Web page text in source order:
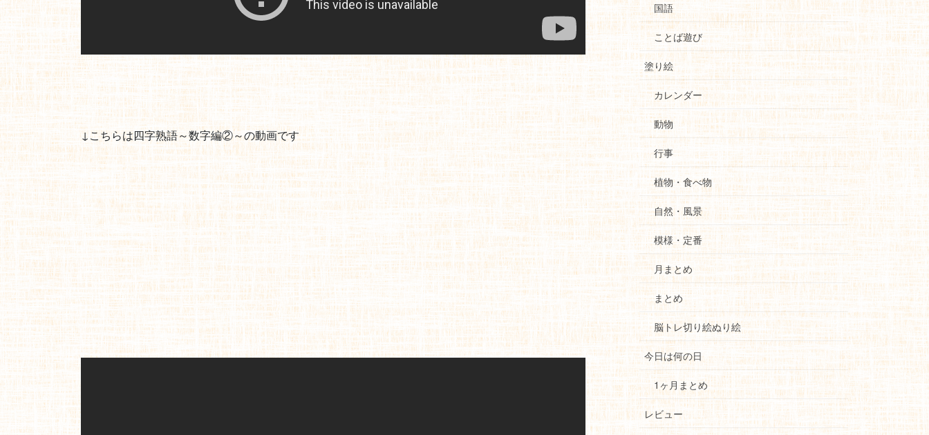
↓こちらは四字熟語～数字編②～の動画です
国語
ことば遊び
塗り絵
カレンダー
動物
行事
植物・食べ物
自然・風景
模様・定番
月まとめ
まとめ
脳トレ切り絵ぬり絵
今日は何の日
1ヶ月まとめ
レビュー